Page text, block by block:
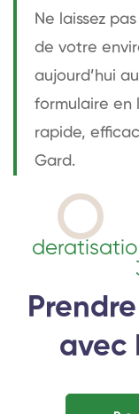
Ne laissez
de votre
aujourd’hui
formulaire en
rapide,
Gard.
avec